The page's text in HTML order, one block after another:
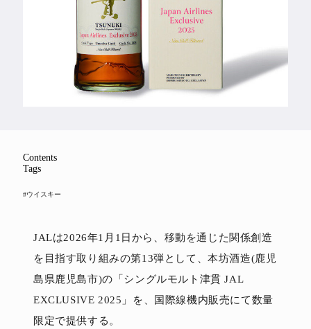
Contents
Tags
#ウイスキー
JALは2026年1月1日から、移動を通じた関係創造
を目指す取り組みの第13弾として、本坊酒造(鹿児
島県鹿児島市)の「シングルモルト津貫 JAL
EXCLUSIVE 2025」を、国際線機内販売にて数量
限定で提供する。